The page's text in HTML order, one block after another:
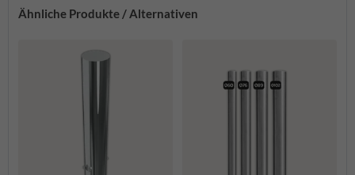
Ähnliche Produkte / Alternativen